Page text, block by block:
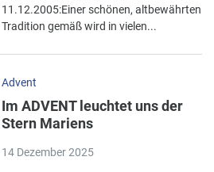
11.12.2005:Einer schönen, altbewährten
Tradition gemäß wird in vielen...
Advent
Im ADVENT leuchtet uns der
Stern Mariens
14 Dezember 2025